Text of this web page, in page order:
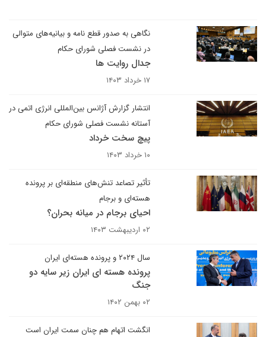
نگاهی به صدور قطع نامه و بیانیه‌های متوالی
در نشست فصلی شورای حکام
جدال روایت ها
۱۷ خرداد ۱۴۰۳
انتشار گزارش آژانس بین‌المللی انرژی اتمی در
آستانه نشست فصلی شورای حکام
پیچ سخت خرداد
۱۰ خرداد ۱۴۰۳
تأثیر تصاعد تنش‌های منطقه‌ای بر پرونده
هسته‌ای و برجام
احیای برجام در میانه بحران؟
۰۲ اردیبهشت ۱۴۰۳
سال ۲۰۲۴ و پرونده هسته‌ای ایران
پرونده هسته ای ایران زیر سایه دو
جنگ
۰۲ بهمن ۱۴۰۲
انگشت اتهام هم چنان سمت ایران است